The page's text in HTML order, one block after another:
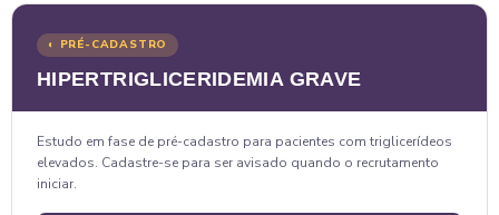
◐ PRÉ-CADASTRO
HIPERTRIGLICERIDEMIA GRAVE
Estudo em fase de pré-cadastro para pacientes com triglicerídeos
elevados. Cadastre-se para ser avisado quando o recrutamento
iniciar.